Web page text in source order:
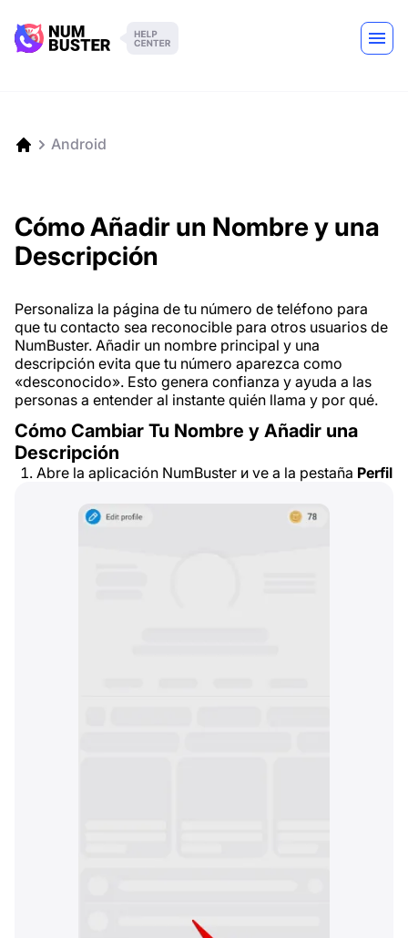
Android
Cómo Añadir un Nombre y una
Descripción
Personaliza la página de tu número de teléfono para
que tu contacto sea reconocible para otros usuarios de
NumBuster. Añadir un nombre principal y una
descripción evita que tu número aparezca como
«desconocido». Esto genera confianza y ayuda a las
personas a entender al instante quién llama y por qué.
Cómo Cambiar Tu Nombre y Añadir una
Descripción
Abre la aplicación NumBuster и ve a la pestaña Perfil